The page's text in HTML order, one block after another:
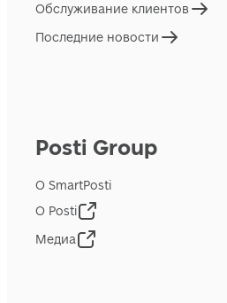
Обслуживание клиентов
Последние новости
Posti Group
О SmartPosti
О Posti
Медиа